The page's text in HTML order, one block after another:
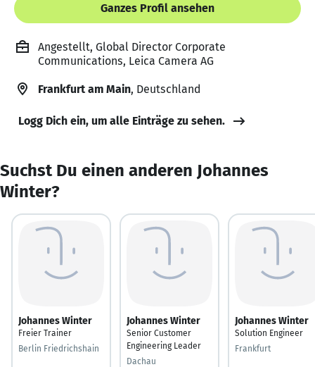
Ganzes Profil ansehen
Angestellt, Global Director Corporate
Communications, Leica Camera AG
Frankfurt am Main, Deutschland
Logg Dich ein, um alle Einträge zu sehen.
Suchst Du einen anderen Johannes
Winter?
Johannes Winter
Freier Trainer
Berlin Friedrichshain
Johannes Winter
Senior Customer
Engineering Leader
Dachau
Johannes Winter
Solution Engineer
Frankfurt